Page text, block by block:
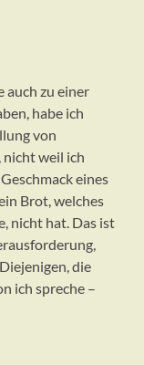
auch zu einer
habe ich
von
nicht weil ich
eines
Brot, welches
nicht hat. Das ist
die
ich spreche –